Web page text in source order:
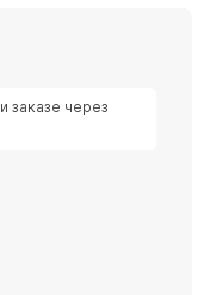
заказе через